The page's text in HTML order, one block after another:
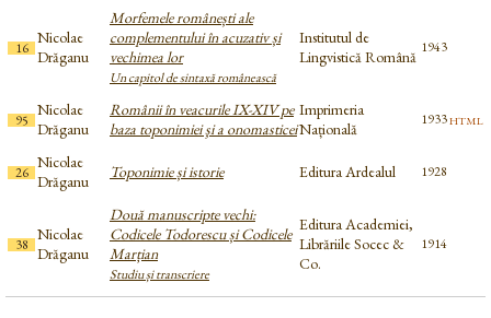
16
Nicolae
Drăganu
Morfemele românești ale
complementului în acuzativ și
vechimea lor
Un capitol de sintaxă românească
Institutul de
Lingvistică Română 1943
95
Nicolae
Drăganu
Românii în veacurile IX-XIV pe
baza toponimiei şi a onomasticei
Imprimeria
Națională
1933html
26
Nicolae
Drăganu
Toponimie și istorie Editura Ardealul 1928
38
Nicolae
Drăganu
Două manuscripte vechi:
Codicele Todorescu și Codicele
Marțian
Studiu și transcriere
Editura Academiei,
Librăriile Socec &
Co.
1914